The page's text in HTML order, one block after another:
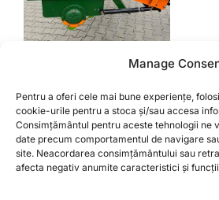
Manage
Pentru a oferi cele mai bune experiențe,
cookie-urile pentru a stoca și/sau accesa
Consimțământul pentru aceste tehnologii ne
date precum comportamentul de navigare
site. Neacordarea consimțământului sau
afecta negativ anumite caracteristici și
Freza agricola 2 metri cu
tavalug
12.000,00leiPrețul
inițial
a
fost:
11.300,00leiPrețul
curent
este:
11.300,00
ADAUGĂ ÎN COȘ